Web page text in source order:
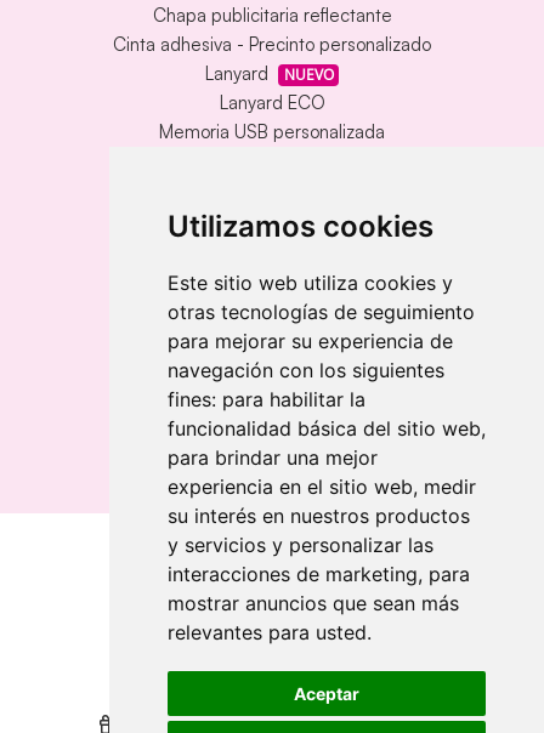
Utilizamos cookies
Este sitio web utiliza cookies y
otras tecnologías de seguimiento
para mejorar su experiencia de
navegación con los siguientes
fines: para habilitar la
funcionalidad básica del sitio web,
para brindar una mejor
experiencia en el sitio web, medir
su interés en nuestros productos
y servicios y personalizar las
interacciones de marketing, para
mostrar anuncios que sean más
relevantes para usted.
Aceptar
Chapa publicitaria reflectante
Cinta adhesiva - Precinto personalizado
Lanyard
NUEVO
Lanyard ECO
Memoria USB personalizada
Llavero redondo en madera y metal
Llavero rectangular en madera clara
Banderolas
Banderas publicitarias
Banderas publicitarias
Banderas publicitarias
Qui sommes-nous
Revendeurs
Revendeurs
Impression durable
Impression durable
Nous récompensons votre fidélité
Nous récompensons votre fidélité